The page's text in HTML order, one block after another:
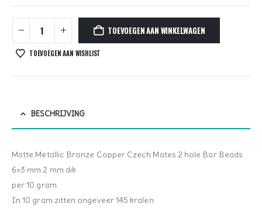
TOEVOEGEN AAN WINKELWAGEN
TOEVOEGEN AAN WISHLIST
BESCHRIJVING
Matte Metallic Bronze Copper Czech Mates 2 hole Bar Beads
6×3 mm 2 mm dik
per 10 gram
In 10 gram zitten ongeveer 145 kralen